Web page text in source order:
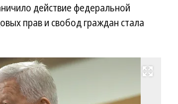
действие федеральной
прав и свобод граждан стала
Развернуть на весь экран